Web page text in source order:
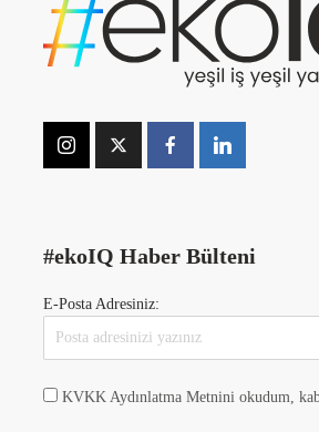
#ekoIQ Haber Bülteni
E-Posta Adresiniz:
KVKK Aydınlatma Metnini okudum,